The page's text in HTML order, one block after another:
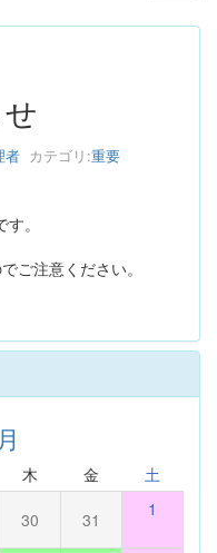
者 カテゴリ:重要
。
ご注意ください。
木 金 土
30 31 1